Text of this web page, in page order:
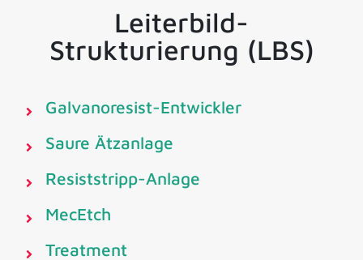
Leiterbild-
Strukturierung (LBS)
Galvanoresist-Entwickler
Saure Ätzanlage
Resiststripp-Anlage
MecEtch
Treatment